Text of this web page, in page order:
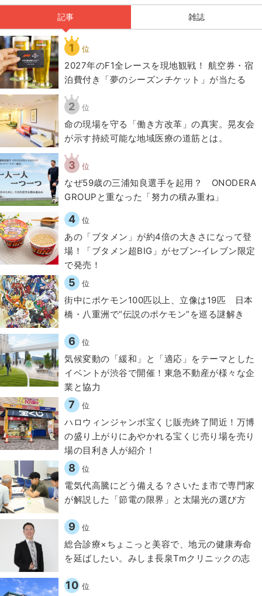
記事 雑誌
1 位
2027年のF1全レースを現地観戦！ 航空券・宿
泊費付き「夢のシーズンチケット」が当たる
2 位
​命の現場を守る「働き方改革」の真実。晃友会
が示す持続可能な地域医療の道筋とは。
3 位
なぜ59歳の三浦知良選手を起用？ ONODERA
GROUPと重なった「努力の積み重ね」
4 位
あの「ブタメン」が約4倍の大きさになって登
場！「ブタメン超BIG」がセブン‐イレブン限定
で発売！
5 位
街中にポケモン100匹以上、立像は19匹 日本
橋・八重洲で“伝説のポケモン”を巡る謎解き
6 位
気候変動の「緩和」と「適応」をテーマとした
イベントが渋谷で開催！東急不動産が様々な企
業と協力
7 位
ハロウィンジャンボ宝くじ販売終了間近！万博
の盛り上がりにあやかれる宝くじ売り場を売り
場の目利き人が紹介！
8 位
電気代高騰にどう備える？さいたま市で専門家
が解説した「節電の限界」と太陽光の選び方
9 位
総合診療×ちょこっと美容で、地元の健康寿命
を延ばしたい。みしま長泉Tmクリニックの志
10 位